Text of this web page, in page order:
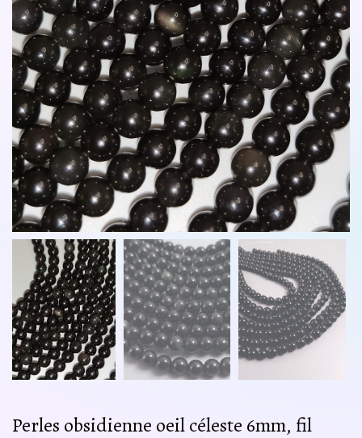
Perles obsidienne oeil céleste 6mm, fil